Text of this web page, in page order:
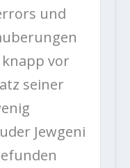
und
vor
seiner
Jewgeni